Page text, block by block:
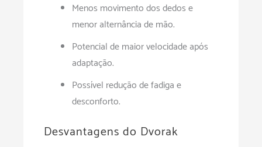
Menos movimento dos dedos e
menor alternância de mão.
Potencial de maior velocidade após
adaptação.
Possível redução de fadiga e
desconforto.
Desvantagens do Dvorak